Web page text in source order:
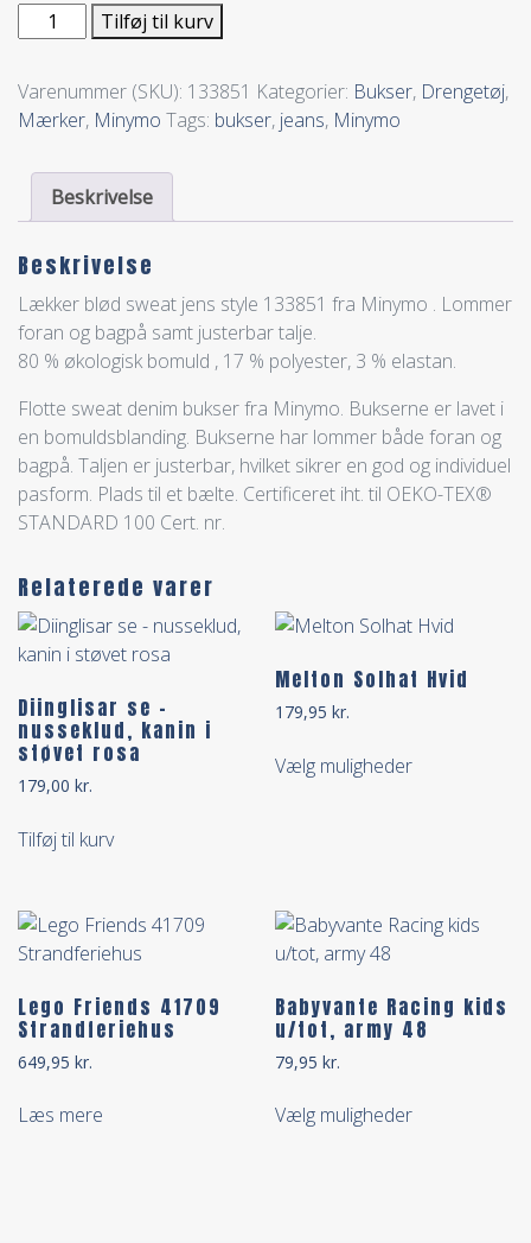
Tilføj til kurv
Varenummer (SKU): 133851 Kategorier: Bukser, Drengetøj,
Mærker, Minymo Tags: bukser, jeans, Minymo
Beskrivelse
Beskrivelse
Lækker blød sweat jens style 133851 fra Minymo . Lommer
foran og bagpå samt justerbar talje.
80 % økologisk bomuld , 17 % polyester, 3 % elastan.
Flotte sweat denim bukser fra Minymo. Bukserne er lavet i
en bomuldsblanding. Bukserne har lommer både foran og
bagpå. Taljen er justerbar, hvilket sikrer en god og individuel
pasform. Plads til et bælte. Certificeret iht. til OEKO-TEX®
STANDARD 100 Cert. nr.
Relaterede varer
Diinglisar se –
nusseklud, kanin i
støvet rosa
179,00 kr.
Tilføj til kurv
Melton Solhat Hvid
179,95kr.
Vælg muligheder
Lego Friends 41709
Strandferiehus
649,95 kr.
Læs mere
Babyvante Racing kids
u/tot, army 48
79,95kr.
Vælg muligheder